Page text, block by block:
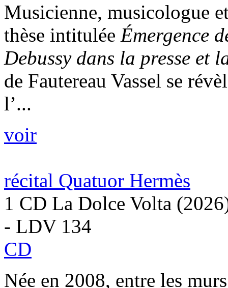
Musicienne, musicologue
thèse intitulée Émergence
Debussy dans la presse et
de Fautereau Vassel se
l’...
voir
récital Quatuor Hermès
1 CD La Dolce Volta
- LDV 134
CD
Née en 2008, entre les